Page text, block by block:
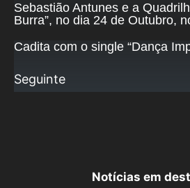
Sebastião Antunes e a
Burra”, no dia 24 de Outubro,
Cadita com o single “Dança
Seguinte
Notícias em